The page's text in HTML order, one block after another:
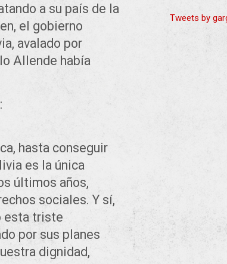
a su país de la
el gobierno
avalado por
Allende había
hasta conseguir
es la única
últimos años,
sociales. Y sí,
esta triste
por sus planes
dignidad,
Tweets by